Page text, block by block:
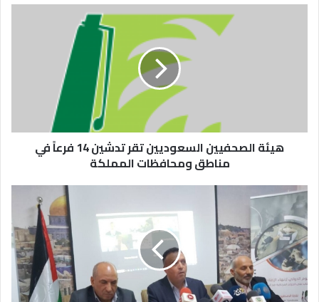
هيئة الصحفيين السعوديين تقر تدشين 14 فرعاً في
مناطق ومحافظات المملكة